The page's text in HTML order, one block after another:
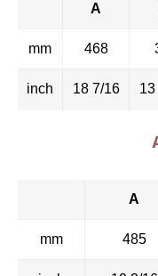
A
mm 468
inch 18 7/16
A
mm 485